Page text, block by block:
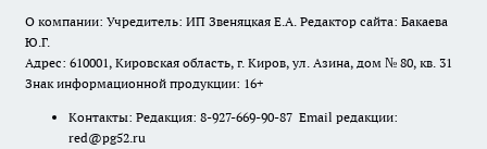
О компании: Учредитель: ИП Звеняцкая Е.А. Редактор сайта: Бакаева
Ю.Г.
Адрес: 610001, Кировская область, г. Киров, ул. Азина, дом № 80, кв. 31
Знак информационной продукции: 16+
Контакты: Редакция: 8-927-669-90-87 Email редакции:
red@pg52.ru